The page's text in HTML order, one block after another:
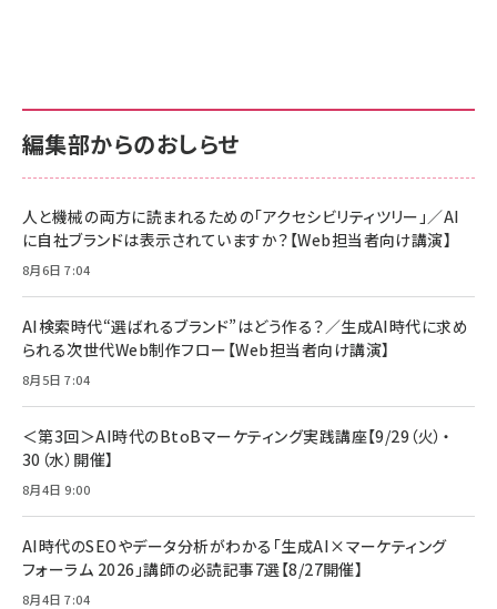
￥880
anan(アンアン)2026/06/24号 No.2500増
刊 スペシャルエディション[王道エンタメの矜
￥1,100
年後半、あなたの恋と運命／山田涼介]
￥880
Amazonランキングをもっと見る
内サポート正規品 メーカー保証5年
KLMEA128G
NIMASO ガラスフィルム iPhone 17 用 保護
止 貼りやすい ガイド枠付き いPhone17 (6.3
インチ) 対応 2枚セット DSP25F1698
￥1,599
【New】Amazon Fire TV Stick HD | 手軽にスト
レイヤー
￥6,980
Anker Soundcore P31i (Bluetooth 6.1) 【完
全ワイヤレスイヤホン/アクティブノイズキャンセリ
ング/マルチポイント接続 / 最大50時間再生 / PSE
Anker PowerLine III Flow USB-C & USB-C
ケーブル Anker絡まないケーブル 240W 結束バン
ド付き USB PD対応 シリコン素材採用 iPhone
17 / 16 / 15 / Galaxy iPad Pro MacBook
内サポート正規品 メーカー保証5年
KLMEA128G
Amazon eギフトカード - Amazonロゴ - ク
￥5,000
ケーブル Anker絡まないケーブル 240W 結束バン
17 / 16 / 15 / Galaxy iPad Pro MacBook
Pro/Air 各種対応 (1.8m ミッドナイトブラック)
￥1,890
キャンペーン】
￥4,857
編集部からのおしらせ
人と機械の両方に読まれるための「アクセシビリティツリー」／AI
に自社ブランドは表示されていますか？【Web担当者向け講演】
8月6日 7:04
AI検索時代“選ばれるブランド”はどう作る？／生成AI時代に求め
られる次世代Web制作フロー【Web担当者向け講演】
8月5日 7:04
＜第3回＞AI時代のBtoBマーケティング実践講座【9/29（火）・
30（水）開催】
8月4日 9:00
AI時代のSEOやデータ分析がわかる「生成AI×マーケティング
フォーラム 2026」講師の必読記事7選【8/27開催】
8月4日 7:04